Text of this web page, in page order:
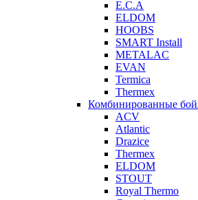
E.C.A
ELDOM
HOOBS
SMART Install
METALAC
EVAN
Termica
Thermex
Комбинированные
ACV
Atlantic
Drazice
Thermex
ELDOM
STOUT
Royal Thermo